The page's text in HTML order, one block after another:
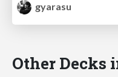
gyarasu
Other Decks